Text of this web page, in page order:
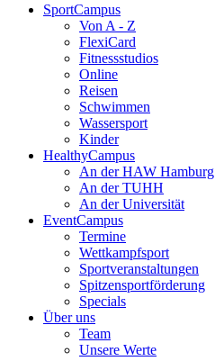
SportCampus
Von A - Z
FlexiCard
Fitnessstudios
Online
Reisen
Schwimmen
Wassersport
Kinder
HealthyCampus
An der HAW Hamburg
An der TUHH
An der Universität
EventCampus
Termine
Wettkampfsport
Sportveranstaltungen
Spitzensportförderung
Specials
Über uns
Team
Unsere Werte